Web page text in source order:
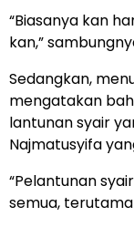
“Biasanya kan
kan,”
Sedangkan,
mengatakan
lantunan syair
Najmatusyifa
“Pelantunan
semua, terutama